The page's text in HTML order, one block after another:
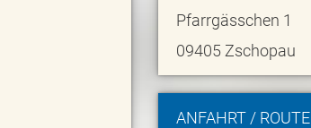
Pfarrgässchen 1
09405 Zschopau
ANFAHRT / ROUTE